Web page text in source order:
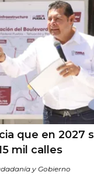
que en 2027
mil calles
y Gobierno